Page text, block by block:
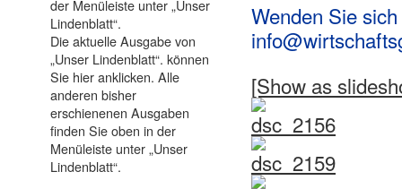
Wenden Sie
[Show as
Die aktuelle Ausgabe von
„Unser Lindenblatt“. können
Sie hier anklicken. Alle
anderen bisher
erschienenen Ausgaben
finden Sie oben in der
Menüleiste unter „Unser
Lindenblatt“.